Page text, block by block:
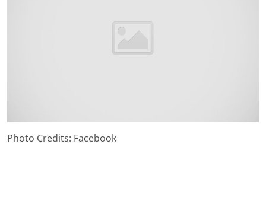
Photo Credits: Facebook